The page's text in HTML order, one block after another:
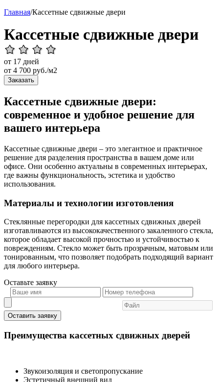
Главная/Кассетные сдвижные двери
Кассетные сдвижные двери
от 17 дней
от 4 700 руб./м2
Заказать
Кассетные сдвижные двери:
современное и удобное решение для
вашего интерьера
Кассетные сдвижные двери – это элегантное и практичное
решение для разделения пространства в вашем доме или
офисе. Они особенно актуальны в современных интерьерах,
где важны функциональность, эстетика и удобство
использования.
Материалы и технологии изготовления
Стеклянные перегородки для кассетных сдвижных дверей
изготавливаются из высококачественного закаленного стекла,
которое обладает высокой прочностью и устойчивостью к
повреждениям. Стекло может быть прозрачным, матовым или
тонированным, что позволяет подобрать подходящий вариант
для любого интерьера.
Оставьте заявку
Оставить заявку
Преимущества кассетных сдвижных дверей
Звукоизоляция и светопропускание
Эстетичный внешний вид